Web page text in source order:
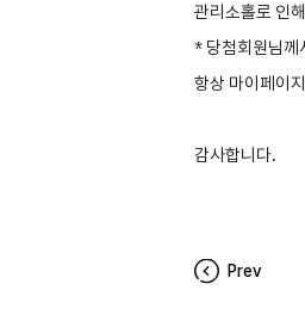
관리소홀로 인
* 당첨회원님께
항상 마이페이
감사합니다.
Prev